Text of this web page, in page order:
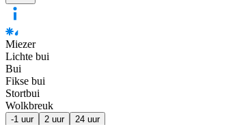
Miezer
Lichte bui
Bui
Fikse bui
Stortbui
Wolkbreuk
-1 uur 2 uur 24 uur